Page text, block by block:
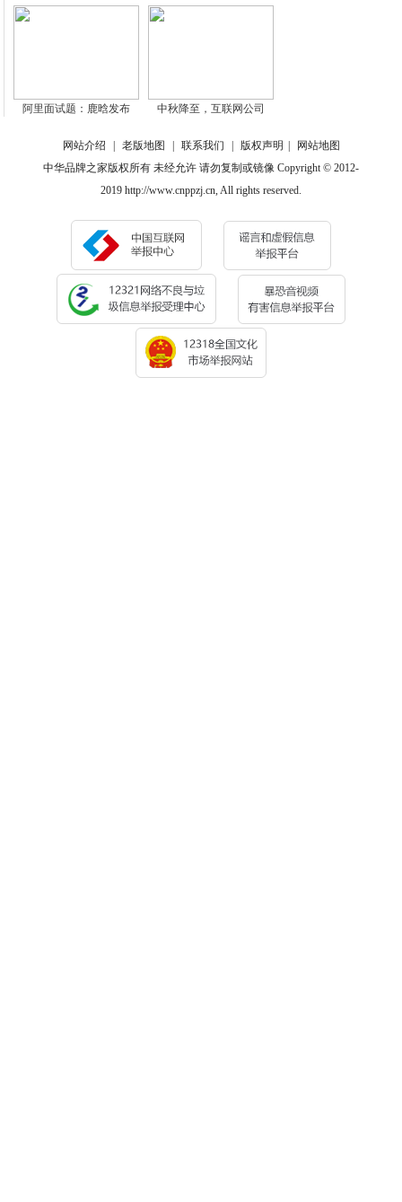
阿里面试题：鹿晗发布 中秋降至，互联网公司
网站介绍 老版地图 联系我们 版权声明
网站地图
中华品牌之家版权所有 未经允许 请勿复制或镜像 Copyright © 2012-
2019 http://www.cnppzj.cn, All rights reserved.